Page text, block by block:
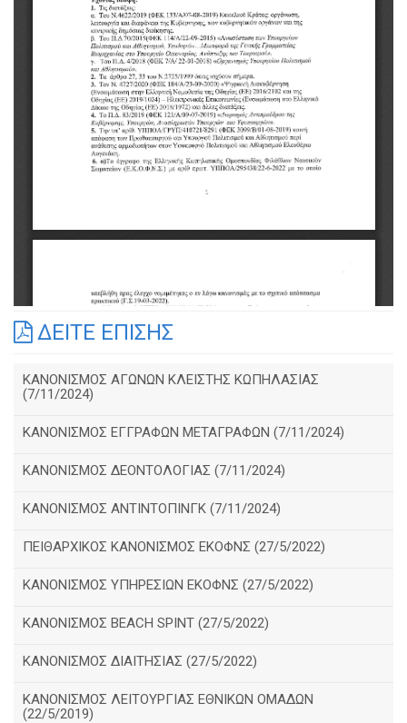
ΔΕΙΤΕ ΕΠΙΣΗΣ
ΚΑΝΟΝΙΣΜΟΣ ΑΓΩΝΩΝ ΚΛΕΙΣΤΗΣ ΚΩΠΗΛΑΣΙΑΣ
(7/11/2024)
ΚΑΝΟΝΙΣΜΟΣ ΕΓΓΡΑΦΩΝ ΜΕΤΑΓΡΑΦΩΝ (7/11/2024)
ΚΑΝΟΝΙΣΜΟΣ ΔΕΟΝΤΟΛΟΓΙΑΣ (7/11/2024)
ΚΑΝΟΝΙΣΜΟΣ ΑΝΤΙΝΤΟΠΙΝΓΚ (7/11/2024)
ΠΕΙΘΑΡΧΙΚΟΣ ΚΑΝΟΝΙΣΜΟΣ ΕΚΟΦΝΣ (27/5/2022)
ΚΑΝΟΝΙΣΜΟΣ ΥΠΗΡΕΣΙΩΝ ΕΚΟΦΝΣ (27/5/2022)
ΚΑΝΟΝΙΣΜΟΣ BEACH SPINT (27/5/2022)
ΚΑΝΟΝΙΣΜΟΣ ΔΙΑΙΤΗΣΙΑΣ (27/5/2022)
ΚΑΝΟΝΙΣΜΟΣ ΛΕΙΤΟΥΡΓΙΑΣ ΕΘΝΙΚΩΝ ΟΜΑΔΩΝ
(22/5/2019)